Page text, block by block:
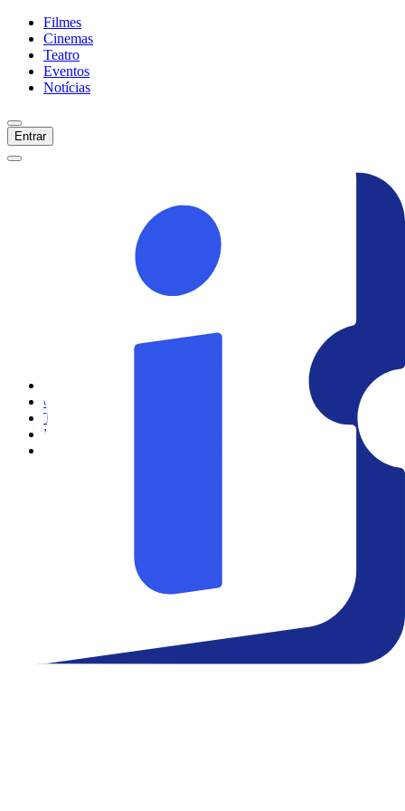
Filmes
Cinemas
Teatro
Eventos
Notícias
Entrar
Cinemas
Teatro
Eventos